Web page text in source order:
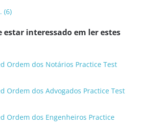
(6)
estar interessado em ler estes
Ordem dos Notários Practice Test
Ordem dos Advogados Practice Test
Ordem dos Engenheiros Practice